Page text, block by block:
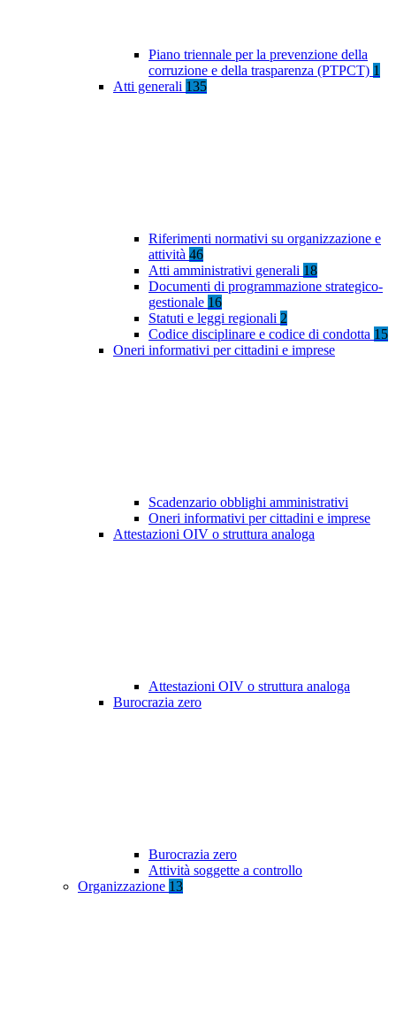
Piano triennale per la prevenzione della
corruzione e della trasparenza (PTPCT) 1
Atti generali 135
Riferimenti normativi su organizzazione e
attività 46
Atti amministrativi generali 18
Documenti di programmazione strategico-
gestionale 16
Statuti e leggi regionali 2
Codice disciplinare e codice di condotta 15
Oneri informativi per cittadini e imprese
Scadenzario obblighi amministrativi
Oneri informativi per cittadini e imprese
Attestazioni OIV o struttura analoga
Attestazioni OIV o struttura analoga
Burocrazia zero
Burocrazia zero
Attività soggette a controllo
Organizzazione 13